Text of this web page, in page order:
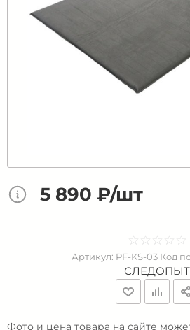
5 890 ₽/шт
☆ ☆ ☆ ☆ ☆
★ ★ ★ ★ ★
Артикул: PF-KS-03 Код
СЛЕДОПЫТ
Фото и цена товара на сайте